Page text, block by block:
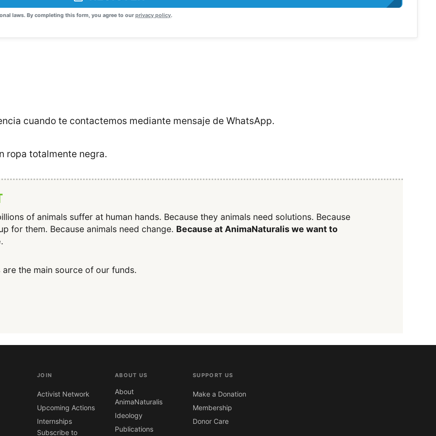
laws. By completing this form, you agree to ourprivacy policy.
cuando te contactemos mediante mensaje de WhatsApp.
ropa totalmente negra.
of animals suffer at human hands. Because they animals need solutions. Because
for them. Because animals need change. Because at AnimaNaturalis we want to
.
the main source of our funds.
JOIN
Activist Network
Upcoming Actions
Internships
Subscribe to
ABOUT US
About
AnimaNaturalis
Ideology
Publications
SUPPORT US
Make a Donation
Membership
Donor Care